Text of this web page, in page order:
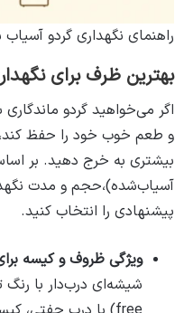
راهنمای نگهداری گردو
بهترین ظرف برای
اگر می‌خواهید گردو
و طعم خوب خود را حفظ
بیشتری به خرج دهید. بر
آسیاب‌شده)،حجم و مدت
پیشنهادی را انتخاب کنید.
ویژگی ظروف و کیسه